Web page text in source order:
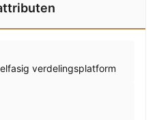
verdelingsplatform